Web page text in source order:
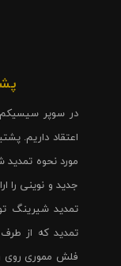
در سوپر
اعتقاد داریم.
مورد نحوه تمدید
جدید و نوینی را
تمدید شیرینگ
تمدید که از
فلش مموری روی